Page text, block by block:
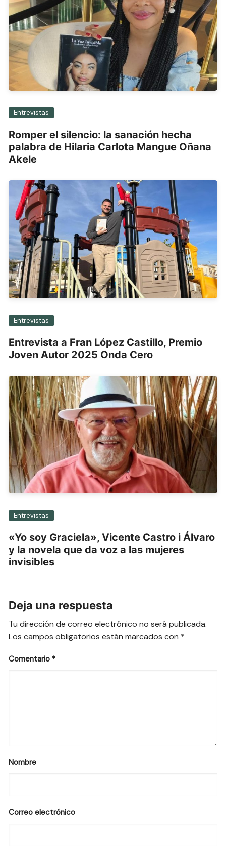
Entrevistas
Romper el silencio: la sanación hecha
palabra de Hilaria Carlota Mangue Oñana
Akele
Entrevistas
Entrevista a Fran López Castillo, Premio
Joven Autor 2025 Onda Cero
Entrevistas
«Yo soy Graciela», Vicente Castro i Álvaro
y la novela que da voz a las mujeres
invisibles
Deja una respuesta
Tu dirección de correo electrónico no será publicada.
Los campos obligatorios están marcados con *
Comentario *
Nombre
Correo electrónico